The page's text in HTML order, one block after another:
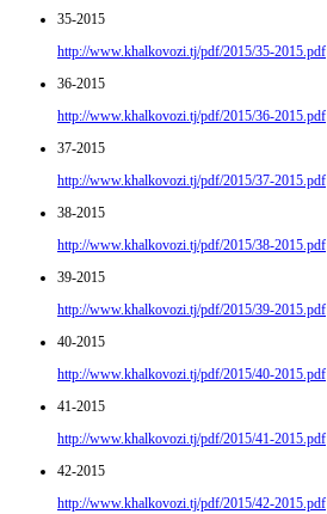
35-2015
http://www.khalkovozi.tj/pdf/2015/35-2015.pdf
36-2015
http://www.khalkovozi.tj/pdf/2015/36-2015.pdf
37-2015
http://www.khalkovozi.tj/pdf/2015/37-2015.pdf
38-2015
http://www.khalkovozi.tj/pdf/2015/38-2015.pdf
39-2015
http://www.khalkovozi.tj/pdf/2015/39-2015.pdf
40-2015
http://www.khalkovozi.tj/pdf/2015/40-2015.pdf
41-2015
http://www.khalkovozi.tj/pdf/2015/41-2015.pdf
42-2015
http://www.khalkovozi.tj/pdf/2015/42-2015.pdf